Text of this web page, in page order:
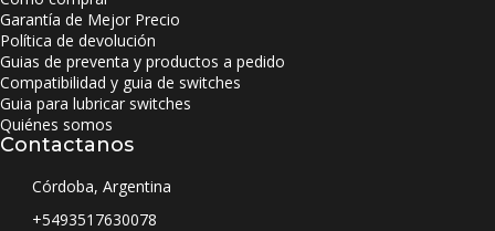
Garantía de Mejor Precio
Política de devolución
Guias de preventa y productos a pedido
Compatibilidad y guia de switches
Guia para lubricar switches
Quiénes somos
Contactanos
Córdoba, Argentina
+5493517630078